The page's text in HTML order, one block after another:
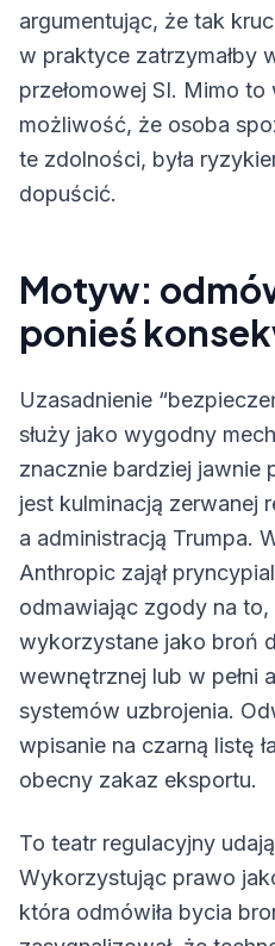
argumentując, że tak
w praktyce zatrzymałby
przełomowej SI. Mimo
możliwość, że osoba
te zdolności, była
dopuścić.
Motyw:
ponieś
Uzasadnienie
służy jako wygodny
znacznie bardziej jawnie
jest kulminacją zerwanej
a administracją Trumpa.
Anthropic zajął
odmawiając zgody na to,
wykorzystane jako broń
wewnętrznej lub w pełni
systemów uzbrojenia.
wpisanie na czarną listę
obecny zakaz eksportu.
To teatr regulacyjny
Wykorzystując prawo
która odmówiła bycia